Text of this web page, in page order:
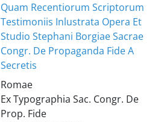
Quam Recentiorum Scriptorum
Testimoniis Inlustrata Opera Et
Studio Stephani Borgiae Sacrae
Congr. De Propaganda Fide A
Secretis
Romae
Ex Typographia Sac. Congr. De
Prop. Fide